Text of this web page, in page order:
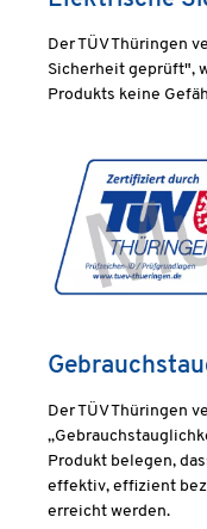
Der TÜV Thüringen
Sicherheit geprüft",
Produkts keine
Der TÜV Thüringen
Produkt belegen,
effektiv, effizient
erreicht werden.